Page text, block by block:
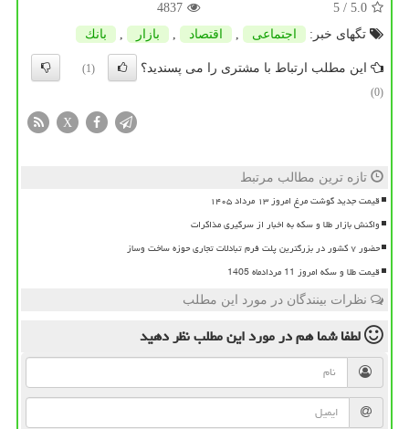
5.0
/ 5
4837
تگهای خبر:
اجتماعی , اقتصاد , بازار , بانك
این مطلب ارتباط با مشتری را می پسندید؟
(1)
(0)
X
تازه ترین مطالب مرتبط
قیمت جدید گوشت مرغ امروز ۱۳ مرداد ۱۴۰۵
واکنش بازار طلا و سکه به اخبار از سرگیری مذاکرات
حضور ۷ کشور در بزرگترین پلت فرم تبادلات تجاری حوزه ساخت وساز
قیمت طلا و سکه امروز 11 مردادماه 1405
نظرات بینندگان در مورد این مطلب
لطفا شما همدر مورد این مطلبنظر دهید